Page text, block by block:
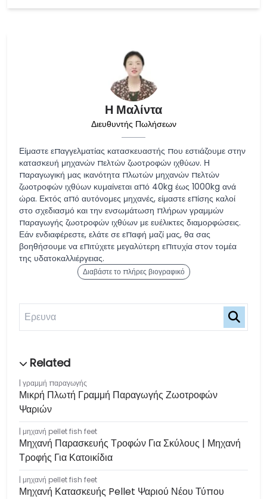
Η Μαλίντα
Διευθυντής Πωλήσεων
Είμαστε επαγγελματίας κατασκευαστής που εστιάζουμε στην
κατασκευή μηχανών πελτών ζωοτροφών ιχθύων. Η
παραγωγική μας ικανότητα πλωτών μηχανών πελτών
ζωοτροφών ιχθύων κυμαίνεται από 40kg έως 1000kg ανά
ώρα. Εκτός από αυτόνομες μηχανές, είμαστε επίσης καλοί
στο σχεδιασμό και την ενσωμάτωση πλήρων γραμμών
παραγωγής ζωοτροφών ιχθύων με ευέλικτες διαμορφώσεις.
Εάν ενδιαφέρεστε, ελάτε σε επαφή μαζί μας, θα σας
βοηθήσουμε να επιτύχετε μεγαλύτερη επιτυχία στον τομέα
της υδατοκαλλιέργειας.
Διαβάστε το πλήρες βιογραφικό
γραμμή παραγωγής
Μικρή Πλωτή Γραμμή Παραγωγής Ζωοτροφών
Ψαριών
μηχανή pellet fish feet
Μηχανή Παρασκευής Τροφών Για Σκύλους | Μηχανή
Τροφής Για Κατοικίδια
μηχανή pellet fish feet
Μηχανή Κατασκευής Pellet Ψαριού Νέου Τύπου